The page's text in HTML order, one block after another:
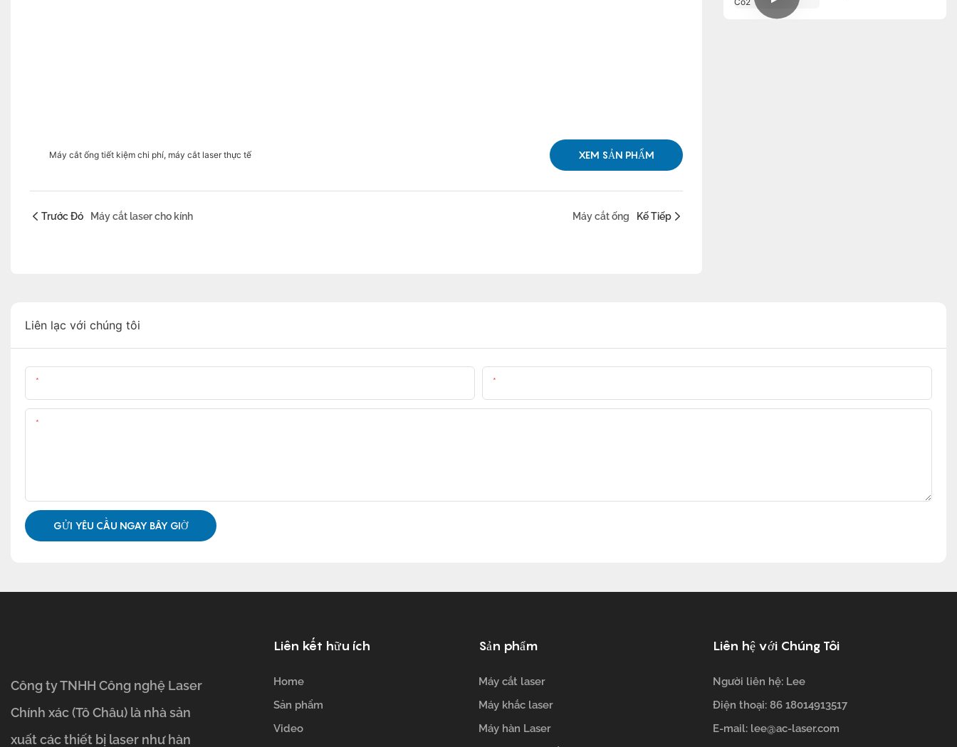
Máy cắt ống tiết kiệm chi phí, máy cắt laser thực tế XEM SẢN PHẨM
Trước Đó Máy cắt laser cho kính Máy cắt ống Kế Tiếp
Liên lạc với chúng tôi
GỬI YÊU CẦU NGAY BÂY GIỜ
Công ty TNHH Công nghệ Laser
Chính xác (Tô Châu) là nhà sản
xuất các thiết bị laser như hàn
Liên kết hữu ích
Home
Sản phẩm
Video
Sản phẩm
Máy cắt laser
Máy khắc laser
Máy hàn Laser
Liên hệ với Chúng Tôi
Người liên hệ: Lee
Điện thoại: 86 18014913517
E-mail: lee@ac-laser.com